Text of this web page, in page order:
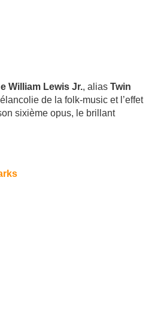
William Lewis Jr., alias Twin
de la folk-music et l’effet
sixième opus, le brillant